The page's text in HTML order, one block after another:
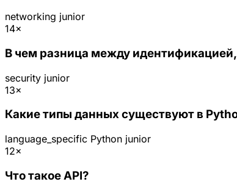
networking junior
14×
В чем разница между
security junior
13×
Какие типы данных существуют в
language_specific Python junior
12×
Что такое API?